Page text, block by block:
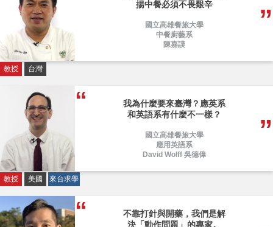
揚中餐必須不畏艱辛
國立高雄餐旅大學
中餐廚藝系
陳嘉謨
教授 台灣
我為什麼要來臺灣？應英系
和英語系有什麼不一樣？
國立高雄餐旅大學
應用英語系
David Wolff 吳德偉
教授 美國 來台求學
不靠打針與開藥，我們是解
決「動作問題」的專家。